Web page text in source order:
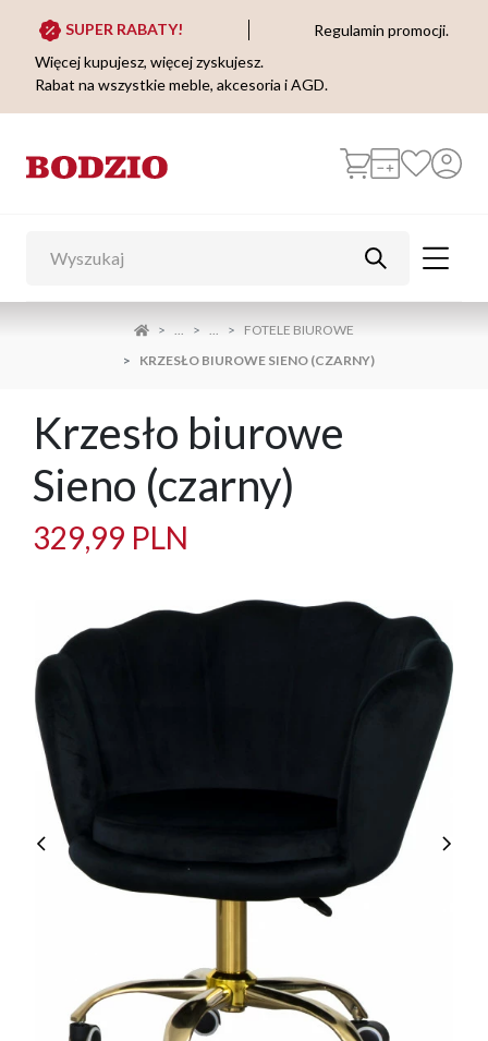
SUPER RABATY!
Regulamin promocji.
Więcej kupujesz, więcej zyskujesz.
Rabat na wszystkie meble, akcesoria i AGD.
... ...
FOTELE BIUROWE
KRZESŁO BIUROWE SIENO (CZARNY)
Krzesło biurowe
Sieno (czarny)
329,99 PLN